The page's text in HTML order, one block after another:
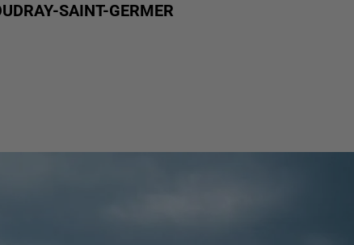
SAINT-GERMER